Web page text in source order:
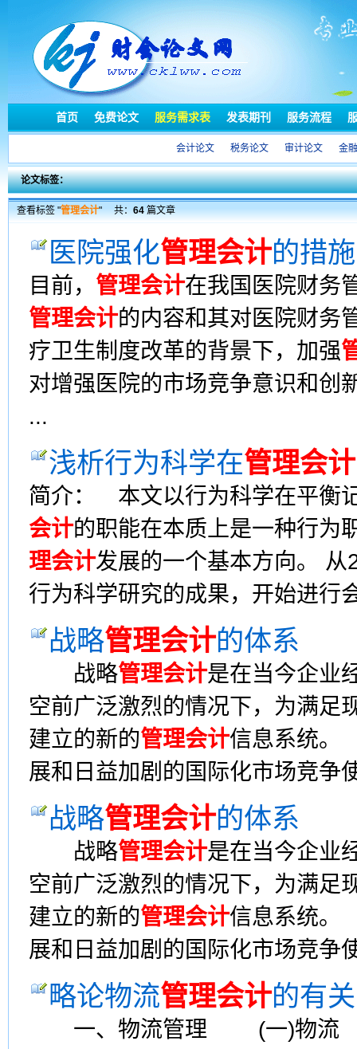
首页 免费论文 服务需求表 发表期刊 服务流程
会计论文 税务论文 审计论文 金
论文标签：
查看标签 "管理会计" 共：64篇文章
医院强化管理会计的措施
目前， 管理会计在我国医院财务
管理会计的内容和其对医院财务
疗卫生制度改革的背景下，加强
对增强医院的市场竞争意识和创
...
浅析行为科学在管理会计
简介： 本文以行为科学在平衡
会计的职能在本质上是一种行为
理会计发展的一个基本方向。
行为科学研究的成果，开始进行
战略管理会计的体系
战略管理会计是在当今企业
空前广泛激烈的情况下，为满足
建立的新的管理会计信息系统
展和日益加剧的国际化市场竞争
战略管理会计的体系
战略管理会计是在当今企业
空前广泛激烈的情况下，为满足
建立的新的管理会计信息系统
展和日益加剧的国际化市场竞争
略论物流管理会计的有
一、物流管理 (一)物流 物